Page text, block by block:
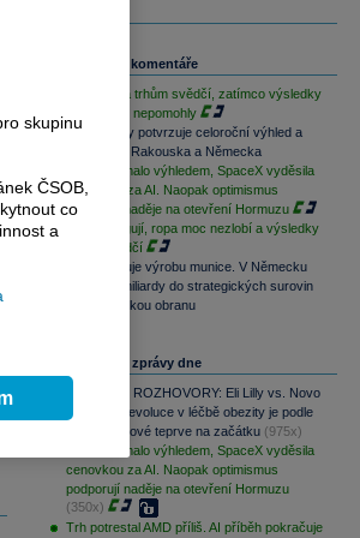
Související komentáře
Geopolitika trhům svědčí, zatímco výsledky
sentimentu nepomohly
Bezvavlasy potvrzuje celoroční výhled a
vstoupí do Rakouska a Německa
AMD zklamalo výhledem, SpaceX vyděsila
cenovkou za AI. Naopak optimismus
podporují naděje na otevření Hormuzu
Techy fungují, ropa moc nezlobí a výsledky
trhům svědčí
CSG posiluje výrobu munice. V Německu
investuje miliardy do strategických surovin
pro evropskou obranu
Nejčtenější zprávy dne
PODCAST ROZHOVORY: Eli Lilly vs. Novo
Nordisk. Revoluce v léčbě obezity je podle
MUDr. Kunové teprve na začátku (975x)
AMD zklamalo výhledem, SpaceX vyděsila
cenovkou za AI. Naopak optimismus
podporují naděje na otevření Hormuzu
(350x)
Trh potrestal AMD příliš. AI příběh pokračuje
skupinu
ČSOB,
co
a